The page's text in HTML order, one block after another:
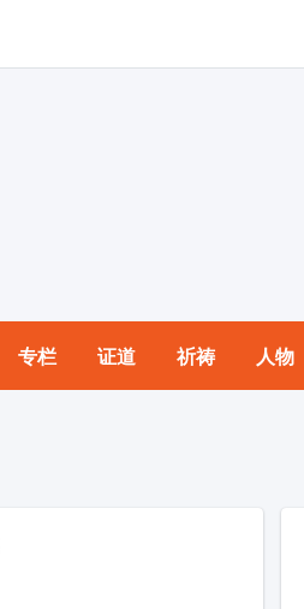
专栏 证道 祈祷 人物